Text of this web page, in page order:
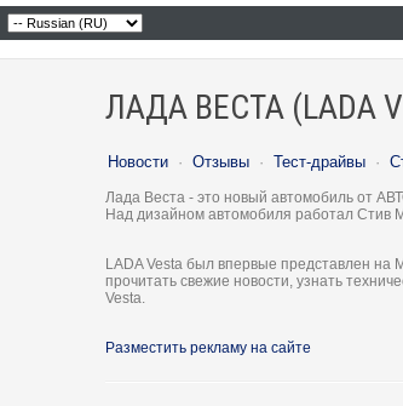
ЛАДА ВЕСТА (LADA
Новости · Отзывы · Тест-драйвы ·
Лада Веста - это новый автомобиль от
Над дизайном автомобиля работал Стив
LADA Vesta был впервые представлен на
прочитать свежие новости, узнать
Vesta.
Разместить рекламу на сайте